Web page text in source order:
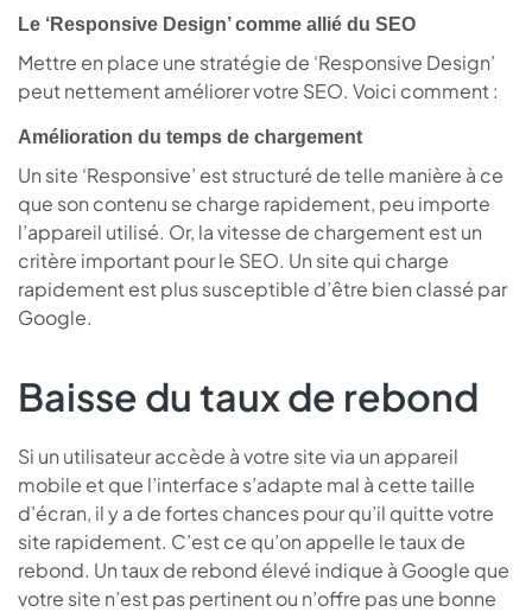
Le ‘Responsive Design’ comme allié du SEO
Mettre en place une stratégie de ‘Responsive Design’
peut nettement améliorer votre SEO. Voici comment :
Amélioration du temps de chargement
Un site ‘Responsive’ est structuré de telle manière à ce
que son contenu se charge rapidement, peu importe
l’appareil utilisé. Or, la vitesse de chargement est un
critère important pour le SEO. Un site qui charge
rapidement est plus susceptible d’être bien classé par
Google.
Baisse du taux de rebond
Si un utilisateur accède à votre site via un appareil
mobile et que l’interface s’adapte mal à cette taille
d’écran, il y a de fortes chances pour qu’il quitte votre
site rapidement. C’est ce qu’on appelle le taux de
rebond. Un taux de rebond élevé indique à Google que
votre site n’est pas pertinent ou n’offre pas une bonne